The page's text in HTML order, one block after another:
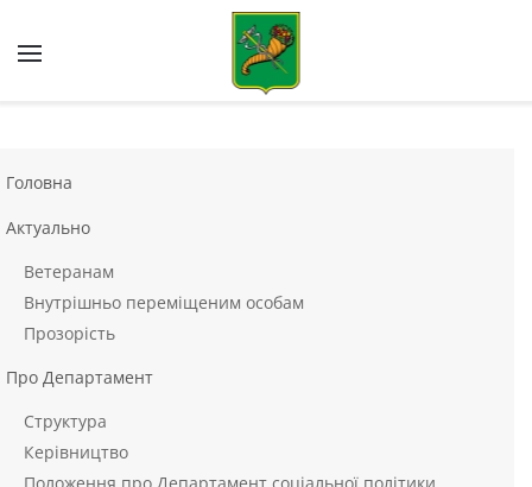
Skip to main content
Головна
Актуально
Ветеранам
Внутрішньо переміщеним особам
Прозорість
Про Департамент
Структура
Керівництво